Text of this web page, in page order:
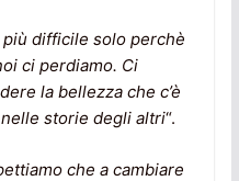
difficile solo perchè
ci perdiamo. Ci
la bellezza che c’è
storie degli altri“.
che a cambiare